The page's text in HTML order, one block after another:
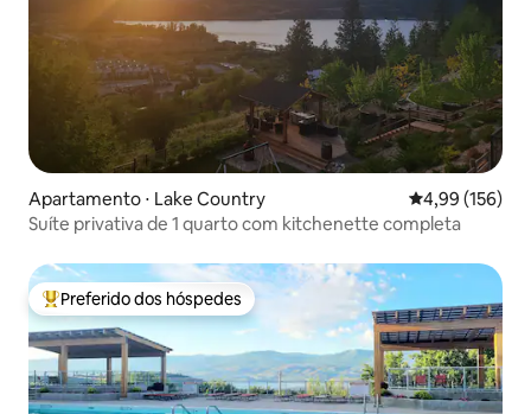
Apartamento ⋅ Lake Country 4,99 de uma
4,99 (156)
Suíte privativa de 1 quarto com kitchenette completa
Entre os melhores preferidos dos hóspedes
Preferido dos hóspedes